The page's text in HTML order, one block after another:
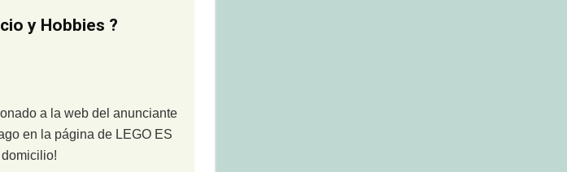
y Hobbies ?
a la web del anunciante
en la página de LEGO ES